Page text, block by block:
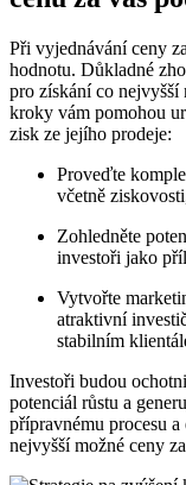
Při vyjednávání ceny
hodnotu. Důkladné
pro získání co nejvyšší
kroky vám pomohou
zisk ze jejího prodeje:
Proveďte
včetně
Zohledněte
investoři jako
Vytvořte
atraktivní
stabilním
Investoři budou
potenciál růstu a
přípravnému procesu
nejvyšší možné ceny